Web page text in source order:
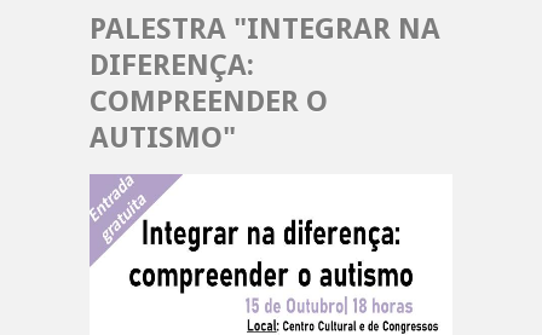
PALESTRA "INTEGRAR NA
DIFERENÇA:
COMPREENDER O
AUTISMO"